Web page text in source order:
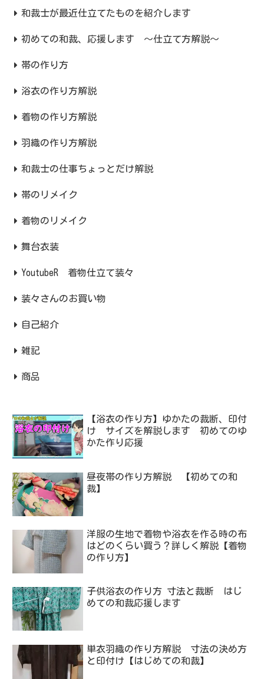
和裁士が最近仕立てたものを紹介します
初めての和裁、応援します ～仕立て方解説～
帯の作り方
浴衣の作り方解説
着物の作り方解説
羽織の作り方解説
和裁士の仕事ちょっとだけ解説
帯のリメイク
着物のリメイク
舞台衣装
YoutubeR 着物仕立て装々
装々さんのお買い物
自己紹介
雑記
商品
【浴衣の作り方】ゆかたの裁断、印付
け サイズを解説します 初めてのゆ
かた作り応援
昼夜帯の作り方解説 【初めての和
裁】
洋服の生地で着物や浴衣を作る時の布
はどのくらい買う？詳しく解説【着物
の作り方】
子供浴衣の作り方 寸法と裁断 はじ
めての和裁応援します
単衣羽織の作り方解説 寸法の決め方
と印付け【はじめての和裁】